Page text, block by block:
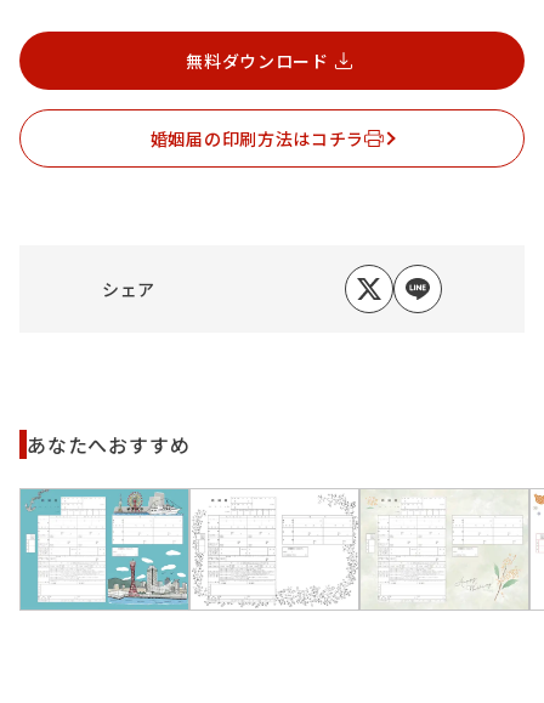
無料ダウンロード
婚姻届の印刷方法はコチラ
シェア
あなたへおすすめ